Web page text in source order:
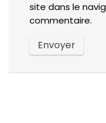
site dans le
commentaire.